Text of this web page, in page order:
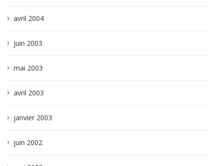
avril 2004
juin 2003
mai 2003
avril 2003
janvier 2003
juin 2002